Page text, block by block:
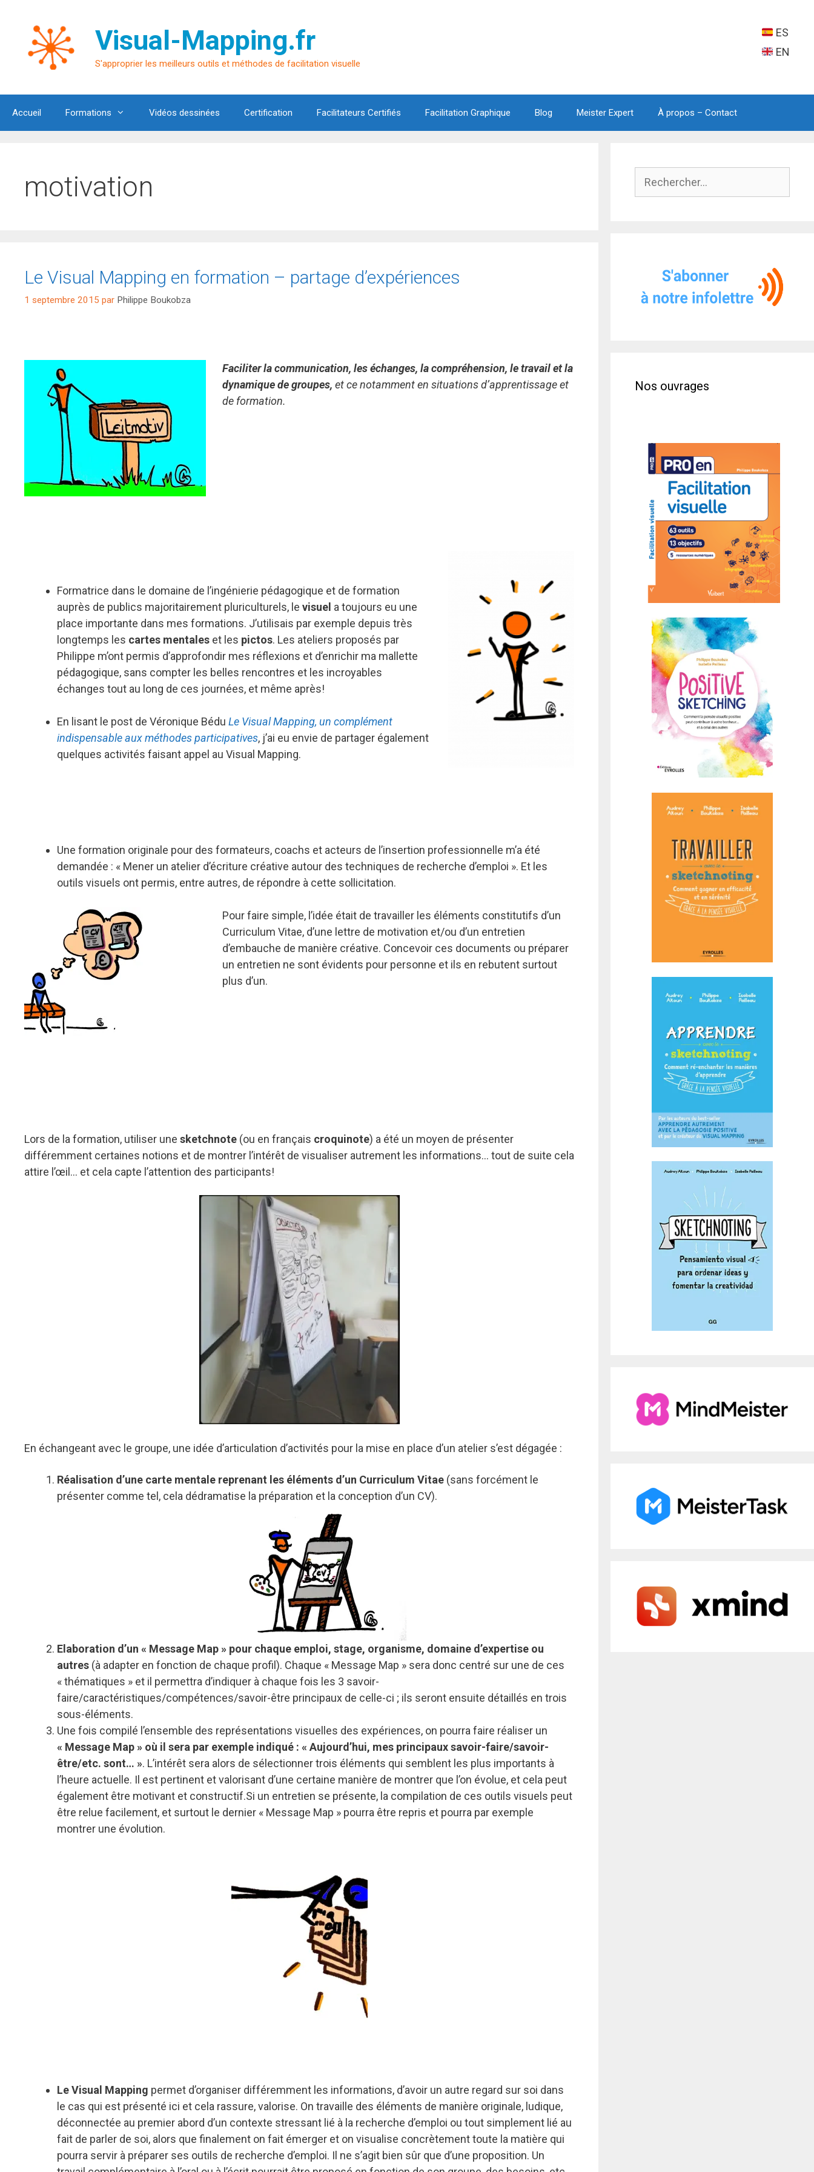
contenu
ES
EN
Visual-Mapping.fr
S'approprier les meilleurs outils et méthodes de facilitation visuelle
Accueil Formations Vidéos dessinées Certification Facilitateurs Certifiés Facilitation Graphique Blog Meister Expert À propos – Contact
motivation
Le Visual Mapping en formation – partage d’expériences
1 septembre 2015 par Philippe Boukobza
Faciliter la communication, les échanges, la compréhension, le travail et la
dynamique de groupes, et ce notamment en situations d’apprentissage et
de formation.
Formatrice dans le domaine de l’ingénierie pédagogique et de formation
auprès de publics majoritairement pluriculturels, le visuel a toujours eu une
place importante dans mes formations. J’utilisais par exemple depuis très
longtemps les cartes mentales et les pictos. Les ateliers proposés par
Philippe m’ont permis d’approfondir mes réflexions et d’enrichir ma mallette
pédagogique, sans compter les belles rencontres et les incroyables
échanges tout au long de ces journées, et même après!
En lisant le post de Véronique Bédu Le Visual Mapping, un complément
indispensable aux méthodes participatives, j’ai eu envie de partager également
quelques activités faisant appel au Visual Mapping.
Une formation originale pour des formateurs, coachs et acteurs de l’insertion professionnelle m’a été
demandée : « Mener un atelier d’écriture créative autour des techniques de recherche d’emploi ». Et les
outils visuels ont permis, entre autres, de répondre à cette sollicitation.
Pour faire simple, l’idée était de travailler les éléments constitutifs d’un
Curriculum Vitae, d’une lettre de motivation et/ou d’un entretien
d’embauche de manière créative. Concevoir ces documents ou préparer
un entretien ne sont évidents pour personne et ils en rebutent surtout
plus d’un.
Lors de la formation, utiliser une sketchnote (ou en français croquinote) a été un moyen de présenter
différemment certaines notions et de montrer l’intérêt de visualiser autrement les informations… tout de suite cela
attire l’œil… et cela capte l’attention des participants!
En échangeant avec le groupe, une idée d’articulation d’activités pour la mise en place d’un atelier s’est dégagée :
Réalisation d’une carte mentale reprenant les éléments d’un Curriculum Vitae (sans forcément le
présenter comme tel, cela dédramatise la préparation et la conception d’un CV).
Elaboration d’un « Message Map » pour chaque emploi, stage, organisme, domaine d’expertise ou
autres (à adapter en fonction de chaque profil). Chaque « Message Map » sera donc centré sur une de ces
« thématiques » et il permettra d’indiquer à chaque fois les 3 savoir-
faire/caractéristiques/compétences/savoir-être principaux de celle-ci ; ils seront ensuite détaillés en trois
sous-éléments.
Une fois compilé l’ensemble des représentations visuelles des expériences, on pourra faire réaliser un
« Message Map » où il sera par exemple indiqué : « Aujourd’hui, mes principaux savoir-faire/savoir-
être/etc. sont… ». L’intérêt sera alors de sélectionner trois éléments qui semblent les plus importants à
l’heure actuelle. Il est pertinent et valorisant d’une certaine manière de montrer que l’on évolue, et cela peut
également être motivant et constructif.Si un entretien se présente, la compilation de ces outils visuels peut
être relue facilement, et surtout le dernier « Message Map » pourra être repris et pourra par exemple
montrer une évolution.
Le Visual Mapping permet d’organiser différemment les informations, d’avoir un autre regard sur soi dans
le cas qui est présenté ici et cela rassure, valorise. On travaille des éléments de manière originale, ludique,
déconnectée au premier abord d’un contexte stressant lié à la recherche d’emploi ou tout simplement lié au
fait de parler de soi, alors que finalement on fait émerger et on visualise concrètement toute la matière qui
pourra servir à préparer ses outils de recherche d’emploi. Il ne s’agit bien sûr que d’une proposition. Un
Nos ouvrages